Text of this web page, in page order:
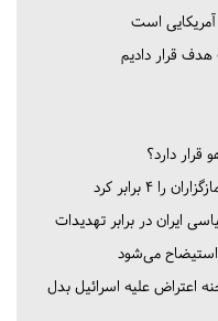
است
قرار دادیم
دارد؟
ایران در برابر تهدیدات
استیضاح می‌شود
اعتراض علیه اسرائیل بدل